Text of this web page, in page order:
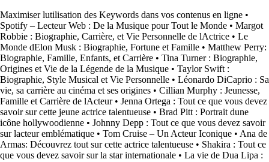
Maximiser lutilisation des Keywords dans vos contenus en ligne •
Spotify – Lecteur Web : De la Musique pour Tout le Monde • Margot
Robbie : Biographie, Carrière, et Vie Personnelle de lActrice • Le
Monde dElon Musk : Biographie, Fortune et Famille • Matthew Perry:
Biographie, Famille, Enfants, et Carrière • Tina Turner : Biographie,
Origines et Vie de la Légende de la Musique • Taylor Swift :
Biographie, Style Musical et Vie Personnelle • Léonardo DiCaprio : Sa
vie, sa carrière au cinéma et ses origines • Cillian Murphy : Jeunesse,
Famille et Carrière de lActeur• Jenna Ortega : Tout ce que vous devez
savoir sur cette jeune actrice talentueuse • Brad Pitt : Portrait dune
icône hollywoodienne • Johnny Depp : Tout ce que vous devez savoir
sur lacteur emblématique • Tom Cruise – Un Acteur Iconique • Ana de
Armas: Découvrez tout sur cette actrice talentueuse • Shakira : Tout ce
que vous devez savoir sur la star internationale • La vie de Dua Lipa :